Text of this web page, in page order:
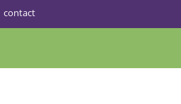
contact